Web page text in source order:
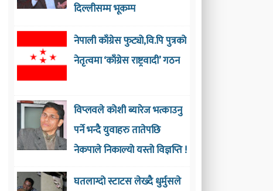
दिल्लीसम्म भूकम्प
नेपाली काँग्रेस फुट्यो,वि.पि पुत्रको
नेतृत्वमा ‘काँग्रेस राष्ट्रवादी’ गठन
विप्लवले कोशी ब्यारेज भत्काउनु
पर्ने भन्दै युवाहरु तातेपछि
नेकपाले निकाल्यो यस्तो विज्ञप्ति !
घतलाग्दो स्टाटस लेख्दै धुर्मुसले